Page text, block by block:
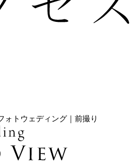
ォトウェディング｜前撮り